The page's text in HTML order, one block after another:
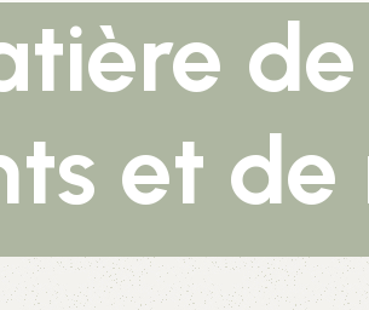
de
et de